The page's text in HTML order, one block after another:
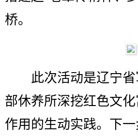
桥。
此次活动是辽宁省
部休养所深挖红色文
作用的生动实践。下